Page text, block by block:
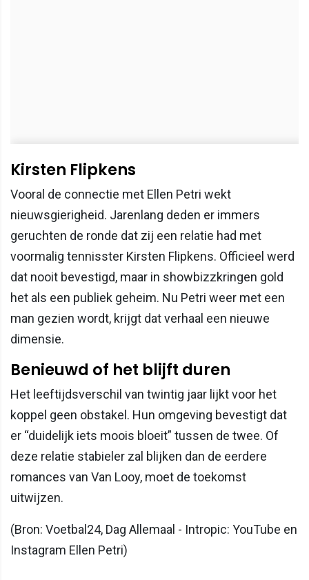
Kirsten Flipkens
Vooral de connectie met Ellen Petri wekt
nieuwsgierigheid. Jarenlang deden er immers
geruchten de ronde dat zij een relatie had met
voormalig tennisster Kirsten Flipkens. Officieel werd
dat nooit bevestigd, maar in showbizzkringen gold
het als een publiek geheim. Nu Petri weer met een
man gezien wordt, krijgt dat verhaal een nieuwe
dimensie.
Benieuwd of het blijft duren
Het leeftijdsverschil van twintig jaar lijkt voor het
koppel geen obstakel. Hun omgeving bevestigt dat
er “duidelijk iets moois bloeit” tussen de twee. Of
deze relatie stabieler zal blijken dan de eerdere
romances van Van Looy, moet de toekomst
uitwijzen.
(Bron: Voetbal24, Dag Allemaal - Intropic: YouTube en
Instagram Ellen Petri)